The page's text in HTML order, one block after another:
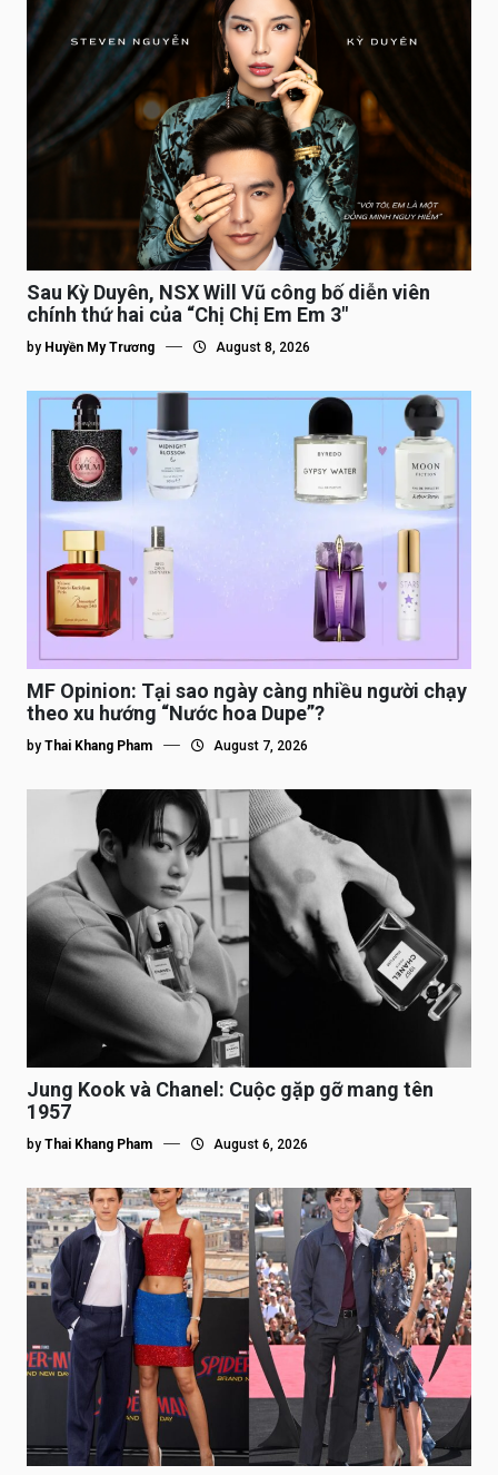
Sau Kỳ Duyên, NSX Will Vũ công bố diễn viên
chính thứ hai của “Chị Chị Em Em 3″
by Huyền My Trương August 8, 2026
MF Opinion: Tại sao ngày càng nhiều người chạy
theo xu hướng “Nước hoa Dupe”?
by Thai Khang Pham August 7, 2026
Jung Kook và Chanel: Cuộc gặp gỡ mang tên
1957
by Thai Khang Pham August 6, 2026